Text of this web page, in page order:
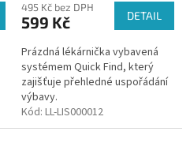
495 Kč bez DPH
599 Kč DETAIL
Prázdná lékárnička vybavená
systémem Quick Find, který
zajišťuje přehledné uspořádání
výbavy.
Kód: LL-LIS000012